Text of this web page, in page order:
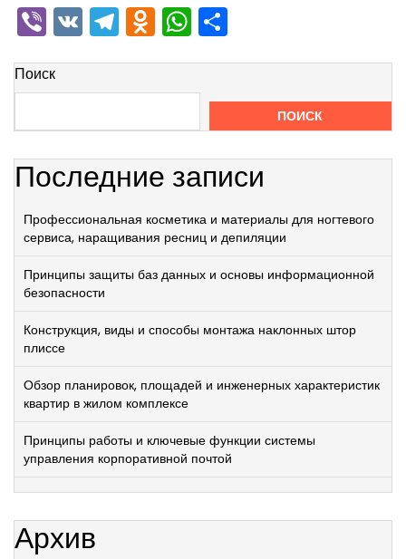
Viber
VKTelegram
Odnoklassniki
WhatsApp
Поиск
ПОИСК
Последние записи
Профессиональная косметика и материалы для ногтевого
сервиса, наращивания ресниц и депиляции
Принципы защиты баз данных и основы информационной
безопасности
Конструкция, виды и способы монтажа наклонных штор
плиссе
Обзор планировок, площадей и инженерных характеристик
квартир в жилом комплексе
Принципы работы и ключевые функции системы
управления корпоративной почтой
Архив